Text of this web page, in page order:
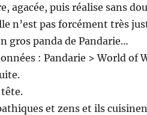
agacée, puis réalise sans
n’est pas forcément très
gros panda de Pandarie…
: Pandarie > World of
tête.
et zens et ils